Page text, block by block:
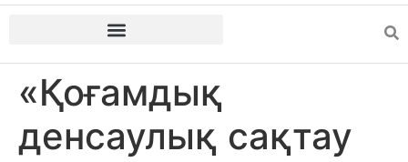
«Қоғамдық
денсаулық сақтау